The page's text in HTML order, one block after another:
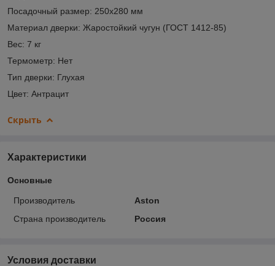
Посадочный размер: 250х280 мм
Материал дверки: Жаростойкий чугун (ГОСТ 1412-85)
Вес: 7 кг
Термометр: Нет
Тип дверки: Глухая
Цвет: Антрацит
Скрыть
Характеристики
Основные
Производитель
Aston
Страна производитель
Россия
Условия доставки